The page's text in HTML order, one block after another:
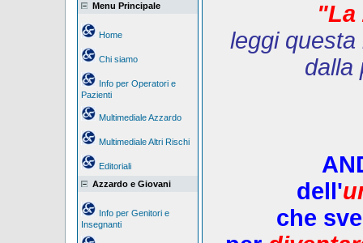
Menu Principale
Home
Chi siamo
Info per Operatori e
Pazienti
Multimediale Azzardo
Multimediale Altri Rischi
Editoriali
Azzardo e Giovani
Info per Genitori e
Insegnanti
"La
leggi
dalla
dell'
che